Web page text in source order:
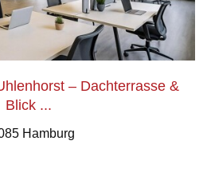
– Dachterrasse &
Blick ...
Hamburg